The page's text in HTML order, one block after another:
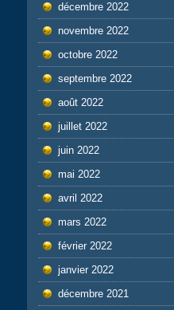
décembre 2022
novembre 2022
octobre 2022
septembre 2022
août 2022
juillet 2022
juin 2022
mai 2022
avril 2022
mars 2022
février 2022
janvier 2022
décembre 2021